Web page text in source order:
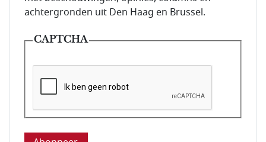
achtergronden uit Den Haag en Brussel.
CAPTCHA
Deze vraag is om te controleren dat u een mens